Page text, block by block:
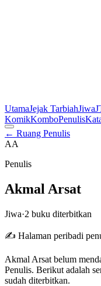
UtamaJejak TarbiahJiwa
KomikKomboPenulis
← Ruang Penulis
AA
Penulis
Akmal Arsat
Jiwa·2 buku diterbitkan
✍️ Halaman peribadi
Akmal Arsat belum
Penulis. Berikut adalah
sudah diterbitkan.